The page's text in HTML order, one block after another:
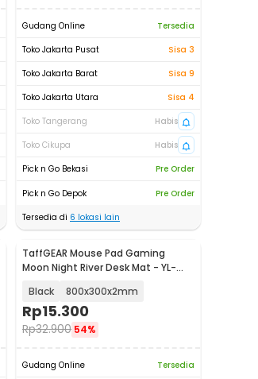
Gudang Online
Tersedia
Toko Jakarta Pusat
Sisa 3
Toko Jakarta Barat
Sisa 9
Toko Jakarta Utara
Sisa 4
Toko Tangerang
Habis
Toko Cikupa
Habis
Pick n Go Bekasi
Pre Order
Pick n Go Depok
Pre Order
Tersedia di 6 lokasi lain
TaffGEAR Mouse Pad Gaming
Moon Night River Desk Mat - YL-
Black 800x300x2mm
Rp15.300
Rp32.900 54%
Gudang Online
Tersedia